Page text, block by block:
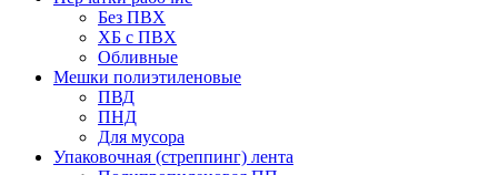
Без ПВХ
ХБ с ПВХ
Обливные
Мешки полиэтиленовые
ПВД
ПНД
Для мусора
Упаковочная (стреппинг) лента